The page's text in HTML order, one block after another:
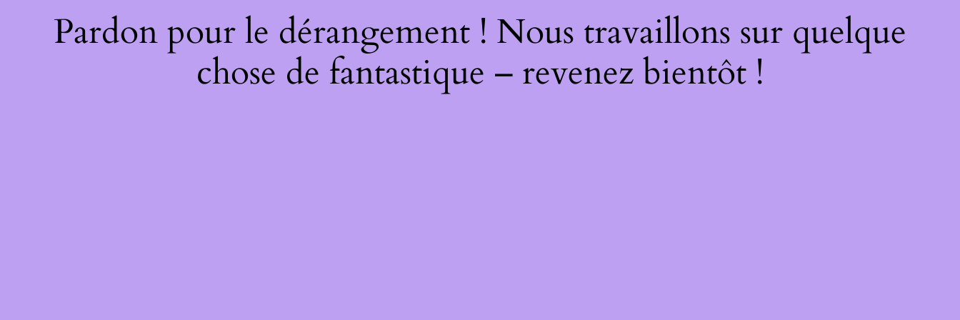
Pardon pour le dérangement ! Nous travaillons sur quelque
chose de fantastique – revenez bientôt !